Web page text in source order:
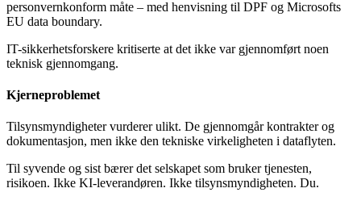
personvernkonform måte – med henvisning til DPF og Microsofts
EU data boundary.
IT-sikkerhetsforskere kritiserte at det ikke var gjennomført noen
teknisk gjennomgang.
Kjerneproblemet
Tilsynsmyndigheter vurderer ulikt. De gjennomgår kontrakter og
dokumentasjon, men ikke den tekniske virkeligheten i dataflyten.
Til syvende og sist bærer det selskapet som bruker tjenesten,
risikoen. Ikke KI-leverandøren. Ikke tilsynsmyndigheten. Du.